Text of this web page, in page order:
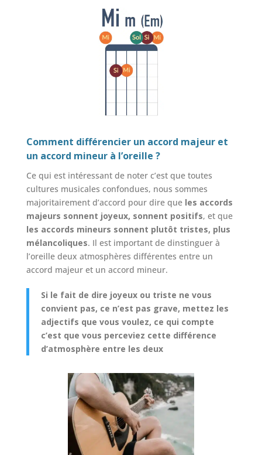
Comment différencier un accord majeur et
un accord mineur à l’oreille ?
Ce qui est intéressant de noter c’est que toutes
cultures musicales confondues, nous sommes
majoritairement d’accord pour dire que les accords
majeurs sonnent joyeux, sonnent positifs, et que
les accords mineurs sonnent plutôt tristes, plus
mélancoliques. Il est important de dinstinguer à
l’oreille deux atmosphères différentes entre un
accord majeur et un accord mineur.
Si le fait de dire joyeux ou triste ne vous
convient pas, ce n’est pas grave, mettez les
adjectifs que vous voulez, ce qui compte
c’est que vous perceviez cette différence
d’atmosphère entre les deux